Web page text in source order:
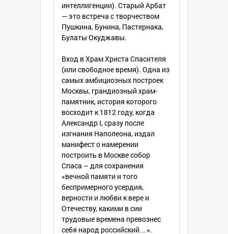
интеллигенции). Старый Арбат
— это встреча с творчеством
Пушкина, Бунина, Пастернака,
Булаты Окуджавы.
Вход в Храм Христа Спасителя
(или свободное время). Одна из
самых амбициозных построек
Москвы, грандиозный храм-
памятник, история которого
восходит к 1812 году, когда
Александр I, сразу после
изгнания Наполеона, издал
манифест о намерении
построить в Москве собор
Спаса – для сохранения
«вечной памяти и того
беспримерного усердия,
верности и любви к вере и
Отечеству, какими в сии
трудовые времена превознес
себя народ российский…».